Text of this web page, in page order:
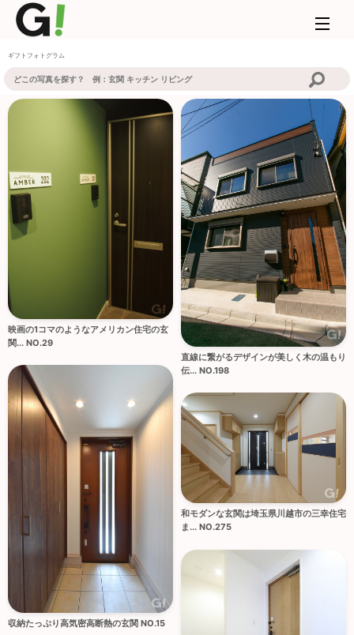
ギフトフォトグラム
映画の1コマのようなアメリカン住宅の玄
関... NO.29
直線に繋がるデザインが美しく木の温もり
伝... NO.198
収納たっぷり高気密高断熱の玄関 NO.15
和モダンな玄関は埼玉県川越市の三幸住宅
ま... NO.275